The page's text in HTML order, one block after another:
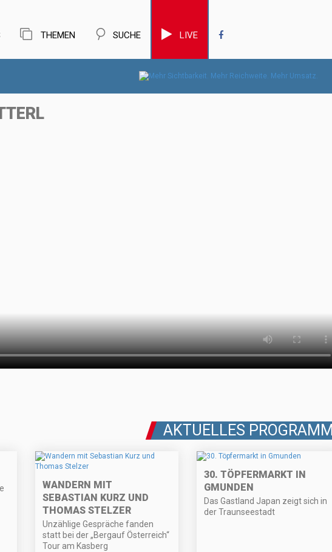
THEMEN SUCHE LIVE
AKTUELLES PROGRAMM
WANDERN MIT
SEBASTIAN KURZ UND
THOMAS STELZER
Unzählige Gespräche fanden
statt bei der „Bergauf Österreich“
Tour am Kasberg
30. TÖPFERMARKT IN
GMUNDEN
Das Gastland Japan zeigt sich in
der Traunseestadt